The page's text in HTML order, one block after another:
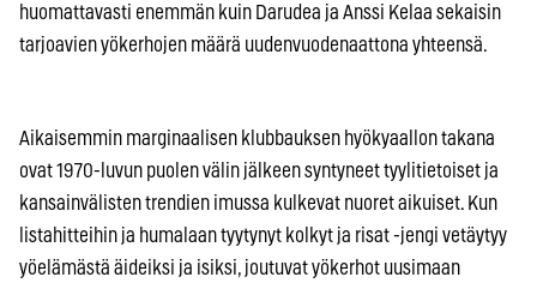
huomattavasti enemmän kuin Darudea ja Anssi Kelaa sekaisin
tarjoavien yökerhojen määrä uudenvuodenaattona yhteensä.
Aikaisemmin marginaalisen klubbauksen hyökyaallon takana
ovat 1970-luvun puolen välin jälkeen syntyneet tyylitietoiset ja
kansainvälisten trendien imussa kulkevat nuoret aikuiset. Kun
listahitteihin ja humalaan tyytynyt kolkyt ja risat -jengi vetäytyy
yöelämästä äideiksi ja isiksi, joutuvat yökerhot uusimaan